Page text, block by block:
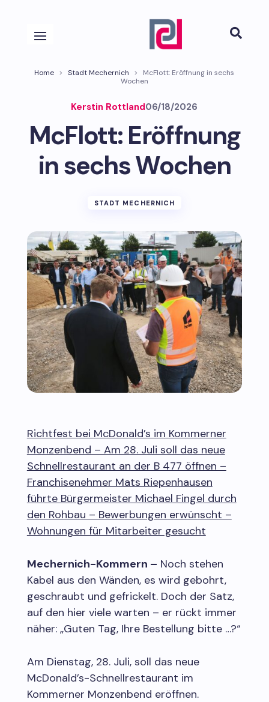

Home > Stadt Mechernich >
McFlott: Eröffnung in sechs
Wochen
Kerstin Rottland06/18/2026
McFlott: Eröffnung
in sechs Wochen
STADT MECHERNICH
Richtfest bei McDonald’s im Kommerner
Monzenbend – Am 28. Juli soll das neue
Schnellrestaurant an der B 477 öffnen –
Franchisenehmer Mats Riepenhausen
führte Bürgermeister Michael Fingel durch
den Rohbau – Bewerbungen erwünscht –
Wohnungen für Mitarbeiter gesucht
Mechernich-Kommern – Noch stehen
Kabel aus den Wänden, es wird gebohrt,
geschraubt und gefrickelt. Doch der Satz,
auf den hier viele warten – er rückt immer
näher: „Guten Tag, Ihre Bestellung bitte …?“
Am Dienstag, 28. Juli, soll das neue
McDonald’s-Schnellrestaurant im
Kommerner Monzenbend eröffnen.